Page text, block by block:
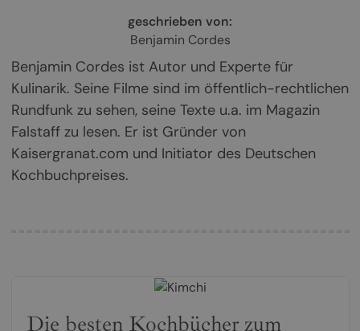
geschrieben von:
Benjamin Cordes
Benjamin Cordes ist Autor und Experte für
Kulinarik. Seine Filme sind im öffentlich-rechtlichen
Rundfunk zu sehen, seine Texte u.a. im Magazin
Falstaff zu lesen. Er ist Gründer von
Kaisergranat.com und Initiator des Deutschen
Kochbuchpreises.
Die besten Kochbücher zum